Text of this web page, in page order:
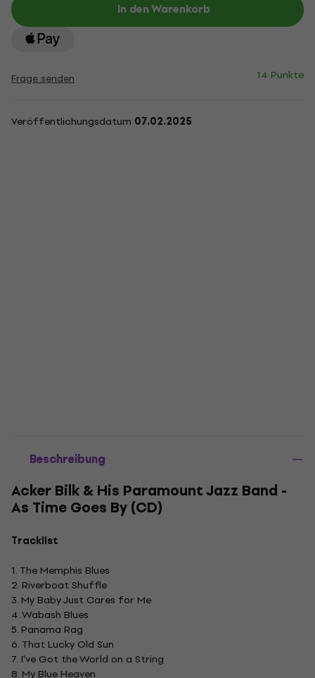
In den Warenkorb
Frage senden 14 Punkte
Veröffentlichungsdatum 07.02.2025
Beschreibung
Acker Bilk & His Paramount Jazz Band -
As Time Goes By (CD)
Tracklist
1. The Memphis Blues
2. Riverboat Shuffle
3. My Baby Just Cares for Me
4. Wabash Blues
5. Panama Rag
6. That Lucky Old Sun
7. I've Got the World on a String
8. My Blue Heaven